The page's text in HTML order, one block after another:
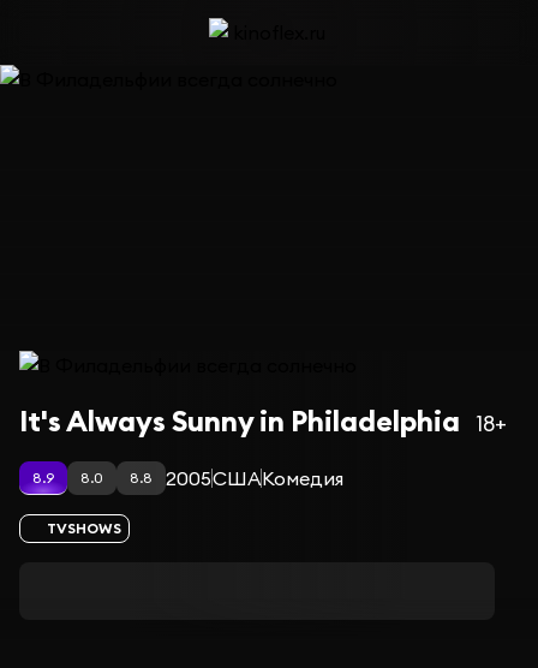
Сериал В Филадельфии всегда солнечно — сезон 12
It's Always Sunny in Philadelphia 18+
8.9 8.0 8.8 2005СШАКомедия
TVSHOWS